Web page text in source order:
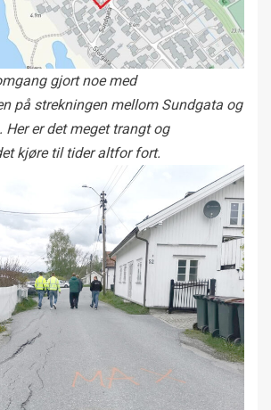
gjort noe med
på strekningen mellom Sundgata og
er det meget trangt og
kjøre til tider altfor fort.